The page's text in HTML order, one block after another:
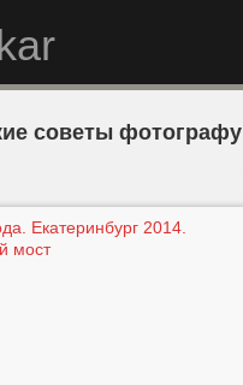
советы фотографу